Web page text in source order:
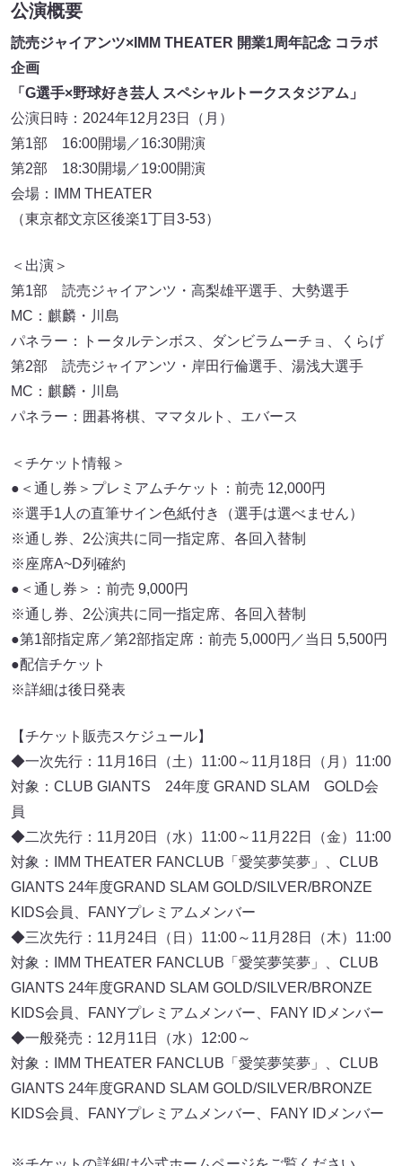
公演概要
読売ジャイアンツ×IMM THEATER 開業1周年記念 コラボ
企画
「G選手×野球好き芸人 スペシャルトークスタジアム」
公演日時：2024年12月23日（月）
第1部 16:00開場／16:30開演
第2部 18:30開場／19:00開演
会場：IMM THEATER
（東京都文京区後楽1丁目3-53）
＜出演＞
第1部 読売ジャイアンツ・高梨雄平選手、大勢選手
MC：麒麟・川島
パネラー：トータルテンボス、ダンビラムーチョ、くらげ
第2部 読売ジャイアンツ・岸田行倫選手、湯浅大選手
MC：麒麟・川島
パネラー：囲碁将棋、ママタルト、エバース
＜チケット情報＞
●＜通し券＞プレミアムチケット：前売 12,000円
※選手1人の直筆サイン色紙付き（選手は選べません）
※通し券、2公演共に同一指定席、各回入替制
※座席A~D列確約
●＜通し券＞：前売 9,000円
※通し券、2公演共に同一指定席、各回入替制
●第1部指定席／第2部指定席：前売 5,000円／当日 5,500円
●配信チケット
※詳細は後日発表
【チケット販売スケジュール】
◆一次先行：11月16日（土）11:00～11月18日（月）11:00
対象：CLUB GIANTS 24年度 GRAND SLAM GOLD会
員
◆二次先行：11月20日（水）11:00～11月22日（金）11:00
対象：IMM THEATER FANCLUB「愛笑夢笑夢」、CLUB
GIANTS 24年度GRAND SLAM GOLD/SILVER/BRONZE
KIDS会員、FANYプレミアムメンバー
◆三次先行：11月24日（日）11:00～11月28日（木）11:00
対象：IMM THEATER FANCLUB「愛笑夢笑夢」、CLUB
GIANTS 24年度GRAND SLAM GOLD/SILVER/BRONZE
KIDS会員、FANYプレミアムメンバー、FANY IDメンバー
◆一般発売：12月11日（水）12:00～
対象：IMM THEATER FANCLUB「愛笑夢笑夢」、CLUB
GIANTS 24年度GRAND SLAM GOLD/SILVER/BRONZE
KIDS会員、FANYプレミアムメンバー、FANY IDメンバー